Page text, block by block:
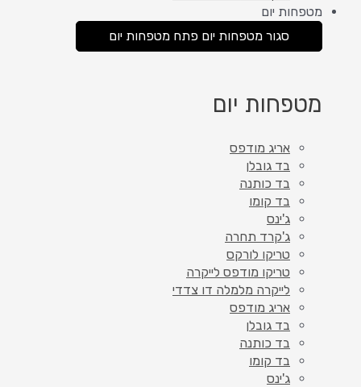
מטפחות יום
סגור מטפחות יום פתח מטפחות יום
מטפחות יום
אריג מודפס
בד גובלן
בד כותנה
בד קומו
ג'ינס
ג'קרד תחרה
טריקו לורקס
טריקו מודפס לייקרה
לייקרה מלמלה דו צדדי
אריג מודפס
בד גובלן
בד כותנה
בד קומו
ג'ינס